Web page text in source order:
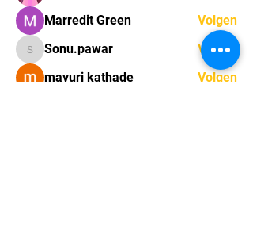
Marredit Green
Volgen
Sonu.pawar
Sonu.pawar
Volgen
mayuri kathade
Volgen